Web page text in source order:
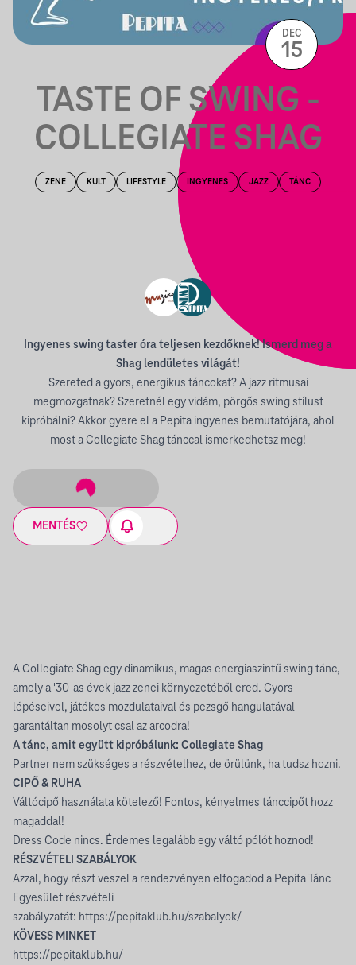
TASTE OF SWING -
COLLEGIATE SHAG
ZENE KULT LIFESTYLE INGYENES JAZZ TÁNC
Ingyenes swing taster óra teljesen kezdőknek! Ismerd meg a
Shag lendületes világát!
Szereted a gyors, energikus táncokat? A jazz ritmusai
megmozgatnak? Szeretnél egy vidám, pörgős swing stílust
kipróbálni? Akkor gyere el a Pepita ingyenes bemutatójára, ahol
most a Collegiate Shag tánccal ismerkedhetsz meg!
MENTÉS
DEC
15
A Collegiate Shag egy dinamikus, magas energiaszintű swing tánc,
amely a '30-as évek jazz zenei környezetéből ered. Gyors
lépéseivel, játékos mozdulataival és pezsgő hangulatával
garantáltan mosolyt csal az arcodra!
A tánc, amit együtt kipróbálunk: Collegiate Shag
Partner nem szükséges a részvételhez, de örülünk, ha tudsz hozni.
CIPŐ & RUHA
Váltócipő használata kötelező! Fontos, kényelmes tánccipőt hozz
magaddal!
Dress Code nincs. Érdemes legalább egy váltó pólót hoznod!
RÉSZVÉTELI SZABÁLYOK
Azzal, hogy részt veszel a rendezvényen elfogadod a Pepita Tánc
Egyesület részvételi
szabályzatát: https://pepitaklub.hu/szabalyok/
KÖVESS MINKET
https://pepitaklub.hu/